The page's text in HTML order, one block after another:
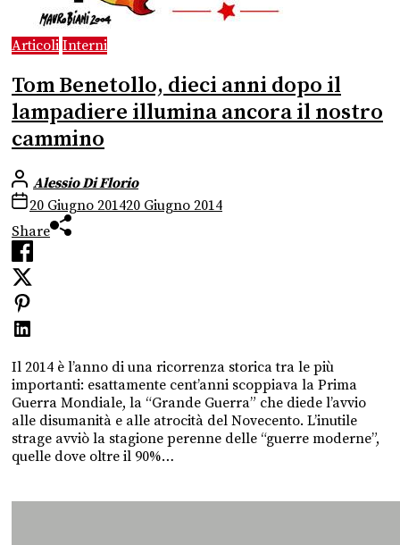
Articoli Interni
Tom Benetollo, dieci anni dopo il
lampadiere illumina ancora il nostro
cammino
Alessio Di Florio
20 Giugno 201420 Giugno 2014
Share
Il 2014 è l’anno di una ricorrenza storica tra le più
importanti: esattamente cent’anni scoppiava la Prima
Guerra Mondiale, la “Grande Guerra” che diede l’avvio
alle disumanità e alle atrocità del Novecento. L’inutile
strage avviò la stagione perenne delle “guerre moderne”,
quelle dove oltre il 90%…